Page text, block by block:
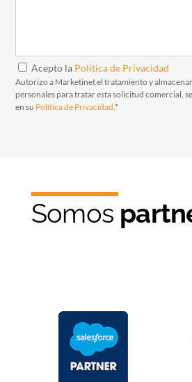
Acepto la Política de Privacidad
Autorizo a Marketinet el tratamiento y
personales para tratar esta solicitud comercial,
en su Política de Privacidad .*
Somos